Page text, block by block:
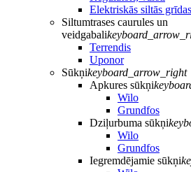
Elektriskās siltās grīdas
Siltumtrases caurules un
veidgabali
Terrendis
Uponor
Sūkņikeyboard_arrow_right
Apkures sūkņi
Wilo
Grundfos
Dziļurbuma sūkņi
Wilo
Grundfos
Iegremdējamie sūkņi